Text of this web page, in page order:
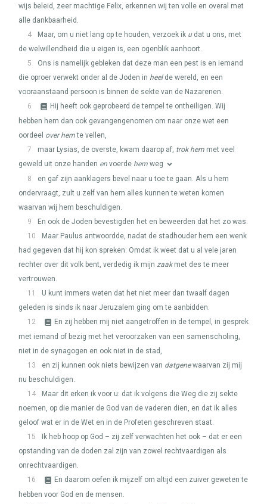
wijs beleid, zeer machtige Felix, erkennen wij ten volle en overal met
alle dankbaarheid.
4
Maar, om u niet lang op te houden, verzoek ik udat u ons, met
de welwillendheid die u eigen is, een ogenblik aanhoort.
5
Ons is namelijk gebleken dat deze man een pest is en iemand
die oproer verwekt onder al de Joden in heelde wereld, en een
vooraanstaand persoon is binnen de sekte van de Nazarenen.
6
Hij heeft ook geprobeerd de tempel te ontheiligen. Wij
hebben hem dan ook gevangengenomen om naar onze wet een
oordeel over hemte vellen,
7
maar Lysias, de overste, kwam daarop af, trok hem met veel
geweld uit onze handen en voerde hem weg
8
en gaf zijn aanklagers bevel naar u toe te gaan. Als u hem
ondervraagt, zult u zelf van hem alles kunnen te weten komen
waarvan wij hem beschuldigen.
9
En ook de Joden bevestigden het en beweerden dat het zo was.
10
Maar Paulus antwoordde, nadat de stadhouder hem een wenk
had gegeven dat hij kon spreken: Omdat ik weet dat u al vele jaren
rechter over dit volk bent, verdedig ik mijn zaakmet des te meer
vertrouwen.
11
U kunt immers weten dat het niet meer dan twaalf dagen
geleden is sinds ik naar Jeruzalem ging om te aanbidden.
12
En zij hebben mij niet aangetroffen in de tempel, in gesprek
met iemand of bezig met het veroorzaken van een samenscholing,
niet in de synagogen en ook niet in de stad,
13
en zij kunnen ook niets bewijzen van datgenewaarvan zij mij
nu beschuldigen.
14
Maar dit erken ik voor u: dat ik volgens die Weg die zij sekte
noemen, op die manier de God van de vaderen dien, en dat ik alles
geloof wat er in de Wet en in de Profeten geschreven staat.
15
Ik heb hoop op God – zij zelf verwachten het ook – dat er een
opstanding van de doden zal zijn van zowel rechtvaardigen als
onrechtvaardigen.
16
En daarom oefen ik mijzelf om altijd een zuiver geweten te
hebben voor God en de mensen.